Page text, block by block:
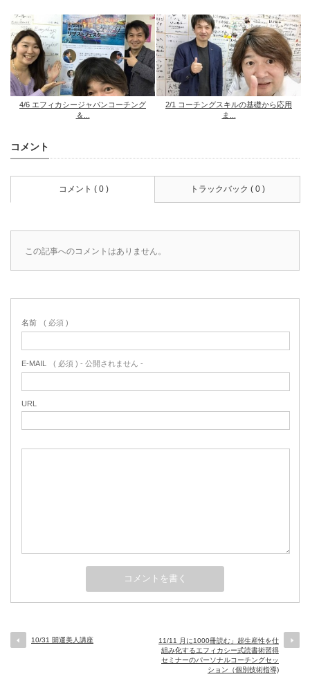
4/6 エフィカシージャパンコーチング
＆...
2/1 コーチングスキルの基礎から応用
ま...
コメント
コメント ( 0 ) トラックバック ( 0 )
この記事へのコメントはありません。
名前 ( 必須 )
E-MAIL ( 必須 ) - 公開されません -
URL
10/31 開運美人講座
11/11 月に1000冊読む」超生産性を仕
組み化するエフィカシー式読書術習得
セミナーのパーソナルコーチングセッ
ション（個別技術指導)